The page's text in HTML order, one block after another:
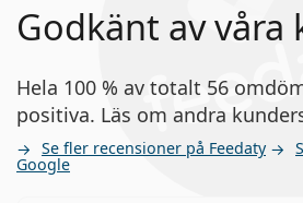
Godkänt av våra
Hela 100 % av totalt 56
positiva. Läs om andra
Se fler recensioner på Feedaty
Google